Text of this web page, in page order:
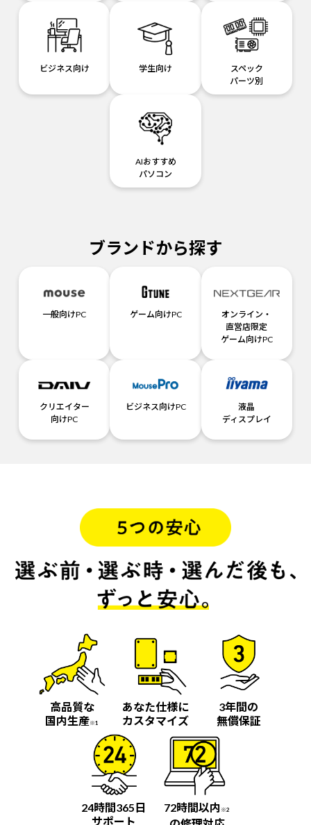
ビジネス向け 学生向け
スペック
パーツ別
AIおすすめ
パソコン
ブランドから探す
一般向けPC ゲーム向けPC
オンライン・
直営店限定
ゲーム向けPC
クリエイター
向けPC
ビジネス向けPC
液晶
ディスプレイ
高品質な
国内生産※1
あなた仕様に
カスタマイズ
3年間の
無償保証
24時間365日
サポート
72時間以内 ※2